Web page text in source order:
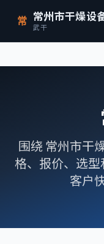
常 武干
围绕 常州市干
格、报价、选
客户